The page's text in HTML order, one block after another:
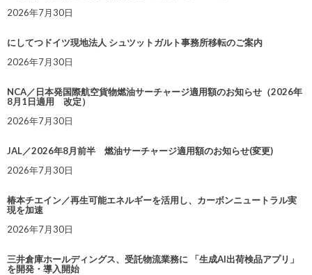
2026年7月30日
にしてつドイツ現地法人 シュツットガルト事務所移転のご案内
2026年7月30日
NCA／日本発国際航空貨物燃油サーチャージ適用額のお知らせ（2026年
8月1日適用 改定）
2026年7月30日
JAL／2026年8月前半 燃油サーチャージ適用額のお知らせ(変更)
2026年7月30日
椿本チエイン／再生可能エネルギーを活用し、カーボンニュートラル実
現を加速
2026年7月30日
三井倉庫ホールディングス、受託物流業務に 「生成AI出荷検品アプリ」
を開発・導入開始